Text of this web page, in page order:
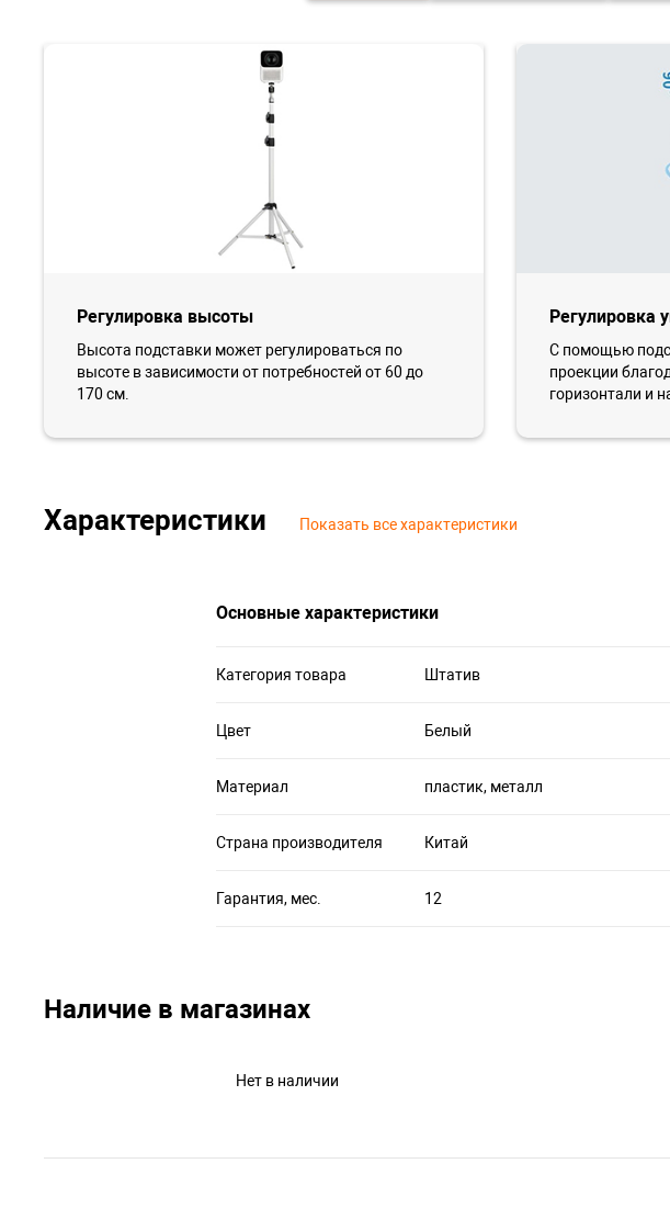
Регулировка высоты
Высота подставки может регулироваться по
высоте в зависимости от потребностей от 60 до
170 см.
Регулировка
С помощью
проекции
горизонтали и
Характеристики Показать все характеристики
Основные характеристики
Категория товара Штатив
Цвет Белый
Материал пластик, металл
Страна производителя Китай
Гарантия, мес. 12
Наличие в магазинах
Нет в наличии